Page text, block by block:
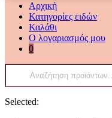
Αρχική
Κατηγορίες ειδών
Καλάθι
Ο λογαριασμός μου
0
Products
Selected: